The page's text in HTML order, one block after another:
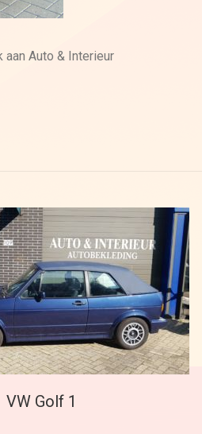
aan Auto & Interieur
VW Golf 1